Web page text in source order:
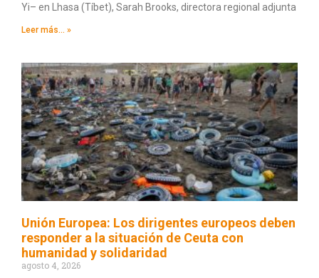
Yi– en Lhasa (Tíbet), Sarah Brooks, directora regional adjunta
Leer más... »
Unión Europea: Los dirigentes europeos deben
responder a la situación de Ceuta con
humanidad y solidaridad
agosto 4, 2026